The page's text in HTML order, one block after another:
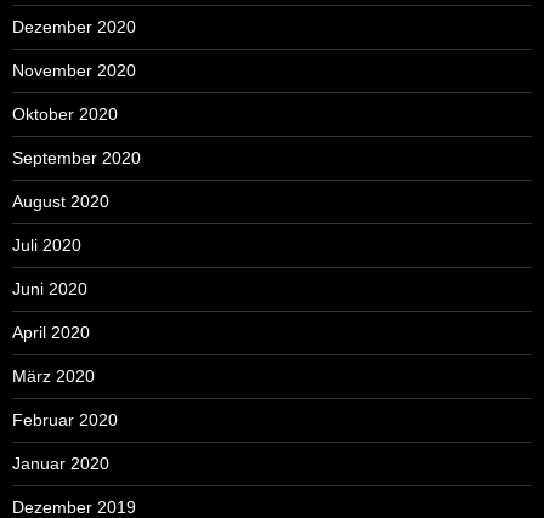
Dezember 2020
November 2020
Oktober 2020
September 2020
August 2020
Juli 2020
Juni 2020
April 2020
März 2020
Februar 2020
Januar 2020
Dezember 2019